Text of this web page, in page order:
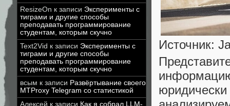
ResizeOn к записи Эксперименты с
тиграми и другие способы
преподавать программирование
студентам, которым скучно
Text2Vid к записи Эксперименты с
тиграми и другие способы
преподавать программирование
студентам, которым скучно
всым к записи Развёртывание своего
MTProxy Telegram со статистикой
Алексей к записи Как я собрал LLM-
Источник: